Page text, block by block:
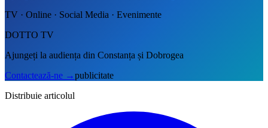
TV · Online · Social Media · Evenimente
DOTTO TV
Ajungeți la audiența din Constanța și Dobrogea
Contactează-ne →publicitate
Distribuie articolul